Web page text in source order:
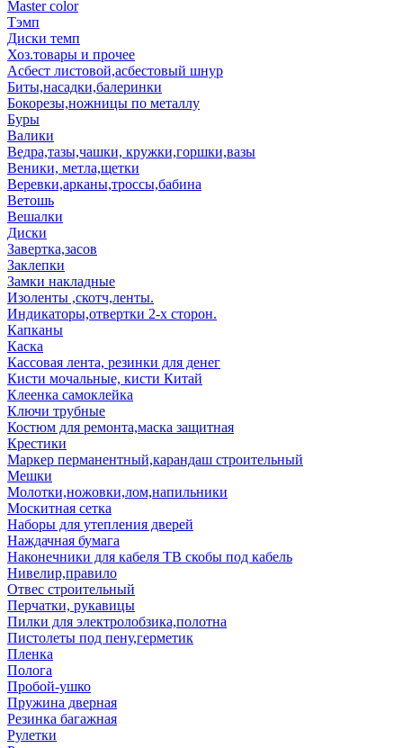
Master color
Тэмп
Диски темп
Хоз.товары и прочее
Асбест листовой,асбестовый шнур
Биты,насадки,балеринки
Бокорезы,ножницы по металлу
Буры
Валики
Ведра,тазы,чашки, кружки,горшки,вазы
Веники, метла,щетки
Веревки,арканы,троссы,бабина
Ветошь
Вешалки
Диски
Завертка,засов
Заклепки
Замки накладные
Изоленты ,скотч,ленты.
Индикаторы,отвертки 2-х сторон.
Капканы
Каска
Кассовая лента, резинки для денег
Кисти мочальные, кисти Китай
Клеенка самоклейка
Ключи трубные
Костюм для ремонта,маска защитная
Крестики
Маркер перманентный,карандаш строительный
Мешки
Молотки,ножовки,лом,напильники
Москитная сетка
Наборы для утепления дверей
Наждачная бумага
Наконечники для кабеля ТВ скобы под кабель
Нивелир,правило
Отвес строительный
Перчатки, рукавицы
Пилки для электролобзика,полотна
Пистолеты под пену,герметик
Пленка
Полога
Пробой-ушко
Пружина дверная
Резинка багажная
Рулетки